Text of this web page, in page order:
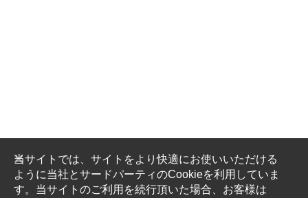
当サイトでは、サイトをより快適にお使いいただける
ように当社とサードパーティのCookieを利用していま
す。当サイトのご利用を続行頂いた場合、お客様は